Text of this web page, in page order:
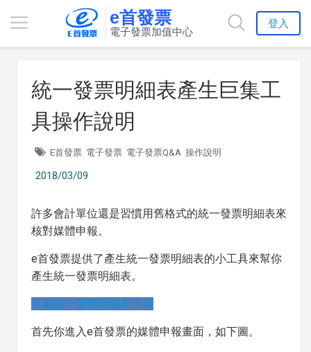
e首發票
電子發票加值中心
登入
統一發票明細表產生巨集工
具操作說明
E首發票 電子發票 電子發票Q&A 操作說明
2018/03/09
許多會計單位還是習慣用舊格式的統一發票明細表來
核對媒體申報。
e首發票提供了產生統一發票明細表的小工具來幫你
產生統一發票明細表。
下載統一發票明細表工具
首先你進入e首發票的媒體申報畫面，如下圖。